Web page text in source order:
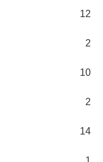
12
2
10
2
14